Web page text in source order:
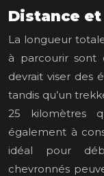
Distance
La longueur
à parcourir sont
devrait viser des
tandis qu’un
25 kilomètres
également à
idéal pour
chevronnés